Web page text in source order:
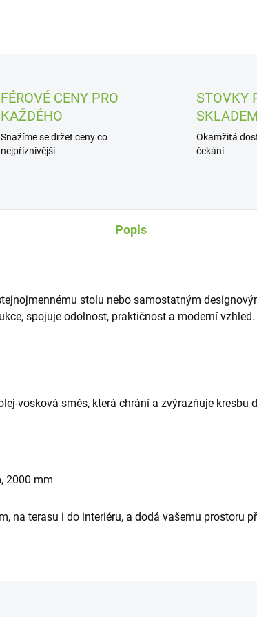
FÉROVÉ CENY PRO
KAŽDÉHO
Snažíme se držet ceny co
nejpříznivější
STOVKY
SKLADEM
Okamžitá
čekání
Popis
stolu nebo samostatným
spojuje odolnost, praktičnost a moderní vzhled.
vosková směs, která chrání a zvýrazňuje kresbu
2000 mm
na terasu i do interiéru, a dodá vašemu prostoru